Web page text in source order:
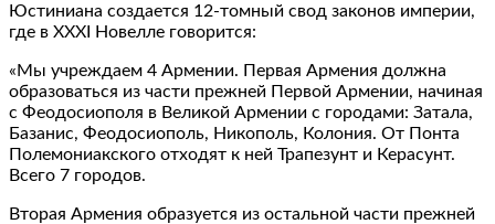
Юстиниана создается 12-томный свод законов империи,
где в XXXI Новелле говорится:
«Мы учреждаем 4 Армении. Первая Армения должна
образоваться из части прежней Первой Армении, начиная
с Феодосиополя в Великой Армении с городами: Затала,
Базанис, Феодосиополь, Никополь, Колония. От Понта
Полемониакского отходят к ней Трапезунт и Керасунт.
Всего 7 городов.
Вторая Армения образуется из остальной части прежней